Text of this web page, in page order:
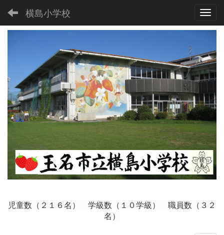
横島小学校
児童数（２１６名） 学級数（１０学級） 職員数（３２
名）